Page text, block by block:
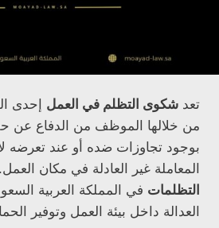
تعد شكوى التظلم في العمل إحدى
من خلالها الموظف من الدفاع عن
بوجود تجاوزات ضده أو عند تعرضه
المعاملة غير العادلة في مكان
التظلمات في المملكة العربية
العدالة داخل بيئة العمل وتوفير